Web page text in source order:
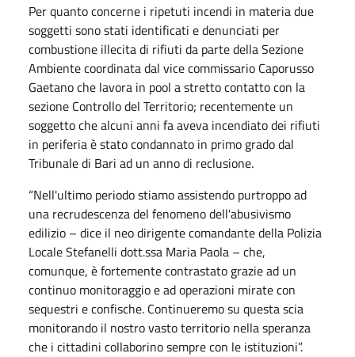
Per quanto concerne i ripetuti incendi in materia due
soggetti sono stati identificati e denunciati per
combustione illecita di rifiuti da parte della Sezione
Ambiente coordinata dal vice commissario Caporusso
Gaetano che lavora in pool a stretto contatto con la
sezione Controllo del Territorio; recentemente un
soggetto che alcuni anni fa aveva incendiato dei rifiuti
in periferia è stato condannato in primo grado dal
Tribunale di Bari ad un anno di reclusione.
“Nell'ultimo periodo stiamo assistendo purtroppo ad
una recrudescenza del fenomeno dell'abusivismo
edilizio – dice il neo dirigente comandante della Polizia
Locale Stefanelli dott.ssa Maria Paola – che,
comunque, è fortemente contrastato grazie ad un
continuo monitoraggio e ad operazioni mirate con
sequestri e confische. Continueremo su questa scia
monitorando il nostro vasto territorio nella speranza
che i cittadini collaborino sempre con le istituzioni”.